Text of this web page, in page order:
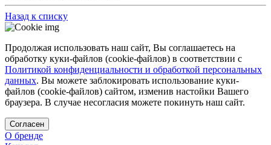
Назад к списку
Продолжая использовать наш сайт, Вы соглашаетесь на
обработку куки-файлов (cookie-файлов) в соответствии с
Политикой конфиденциальности и обработкой персональных
данных. Вы можете заблокировать использование куки-
файлов (cookie-файлов) сайтом, изменив настойки Вашего
браузера. В случае несогласия можете покинуть наш сайт.
Согласен
О бренде